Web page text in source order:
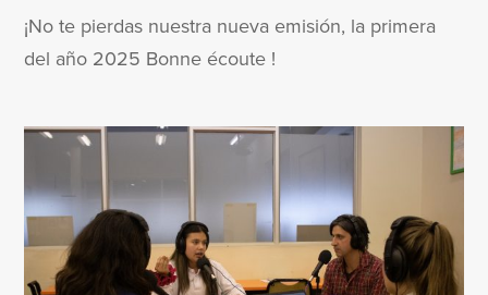
¡No te pierdas nuestra nueva emisión, la primera
del año 2025 Bonne écoute !